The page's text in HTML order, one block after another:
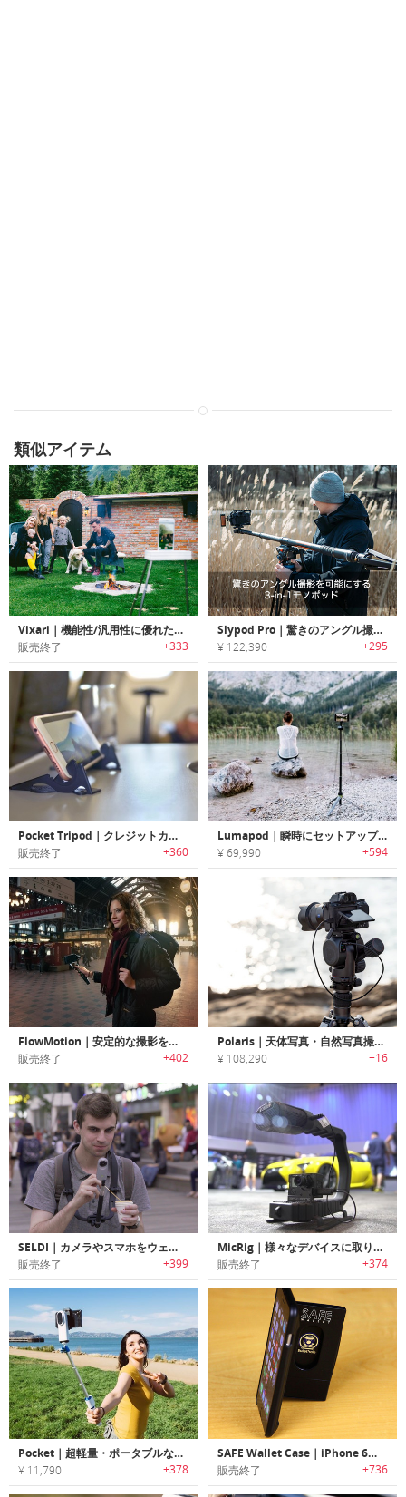
類似アイテム
Vixari｜機能性/汎用性に優れたポータブルトライポッド「ヴィクサリー」
販売終了 +333
Slypod Pro｜驚きのアングル撮影を可能にする3-in-1モノポッド「スライポッドPro」
¥ 122,390 +295
Pocket Tripod｜クレジットカードサイズのスマホ用三脚「ポケットトライポッド」
販売終了 +360
Lumapod｜瞬時にセットアップ可能なポータブルトライポッド「ルマポッド」
¥ 69,990 +594
FlowMotion｜安定的な撮影を可能にするスマホ用スタビライザー「フローモーション」
販売終了 +402
Polaris｜天体写真・自然写真撮影に最適なスマート電動トライポッドヘッド「ポラリス」
¥ 108,290 +16
SELDI｜カメラやスマホをウェアラブルにする7-in-1ビデオリグ「セルディ」
販売終了 +399
MicRig｜様々なデバイスに取り付け可能なステレオマイク搭載ユニバーサルビデオグリップ「マイクリグ」
販売終了 +374
Pocket｜超軽量・ポータブルなスマホ用ポケットスタビライザー「ポケット」
¥ 11,790 +378
SAFE Wallet Case｜iPhone 6用の万能セーフ・ウォレットケース
販売終了 +736